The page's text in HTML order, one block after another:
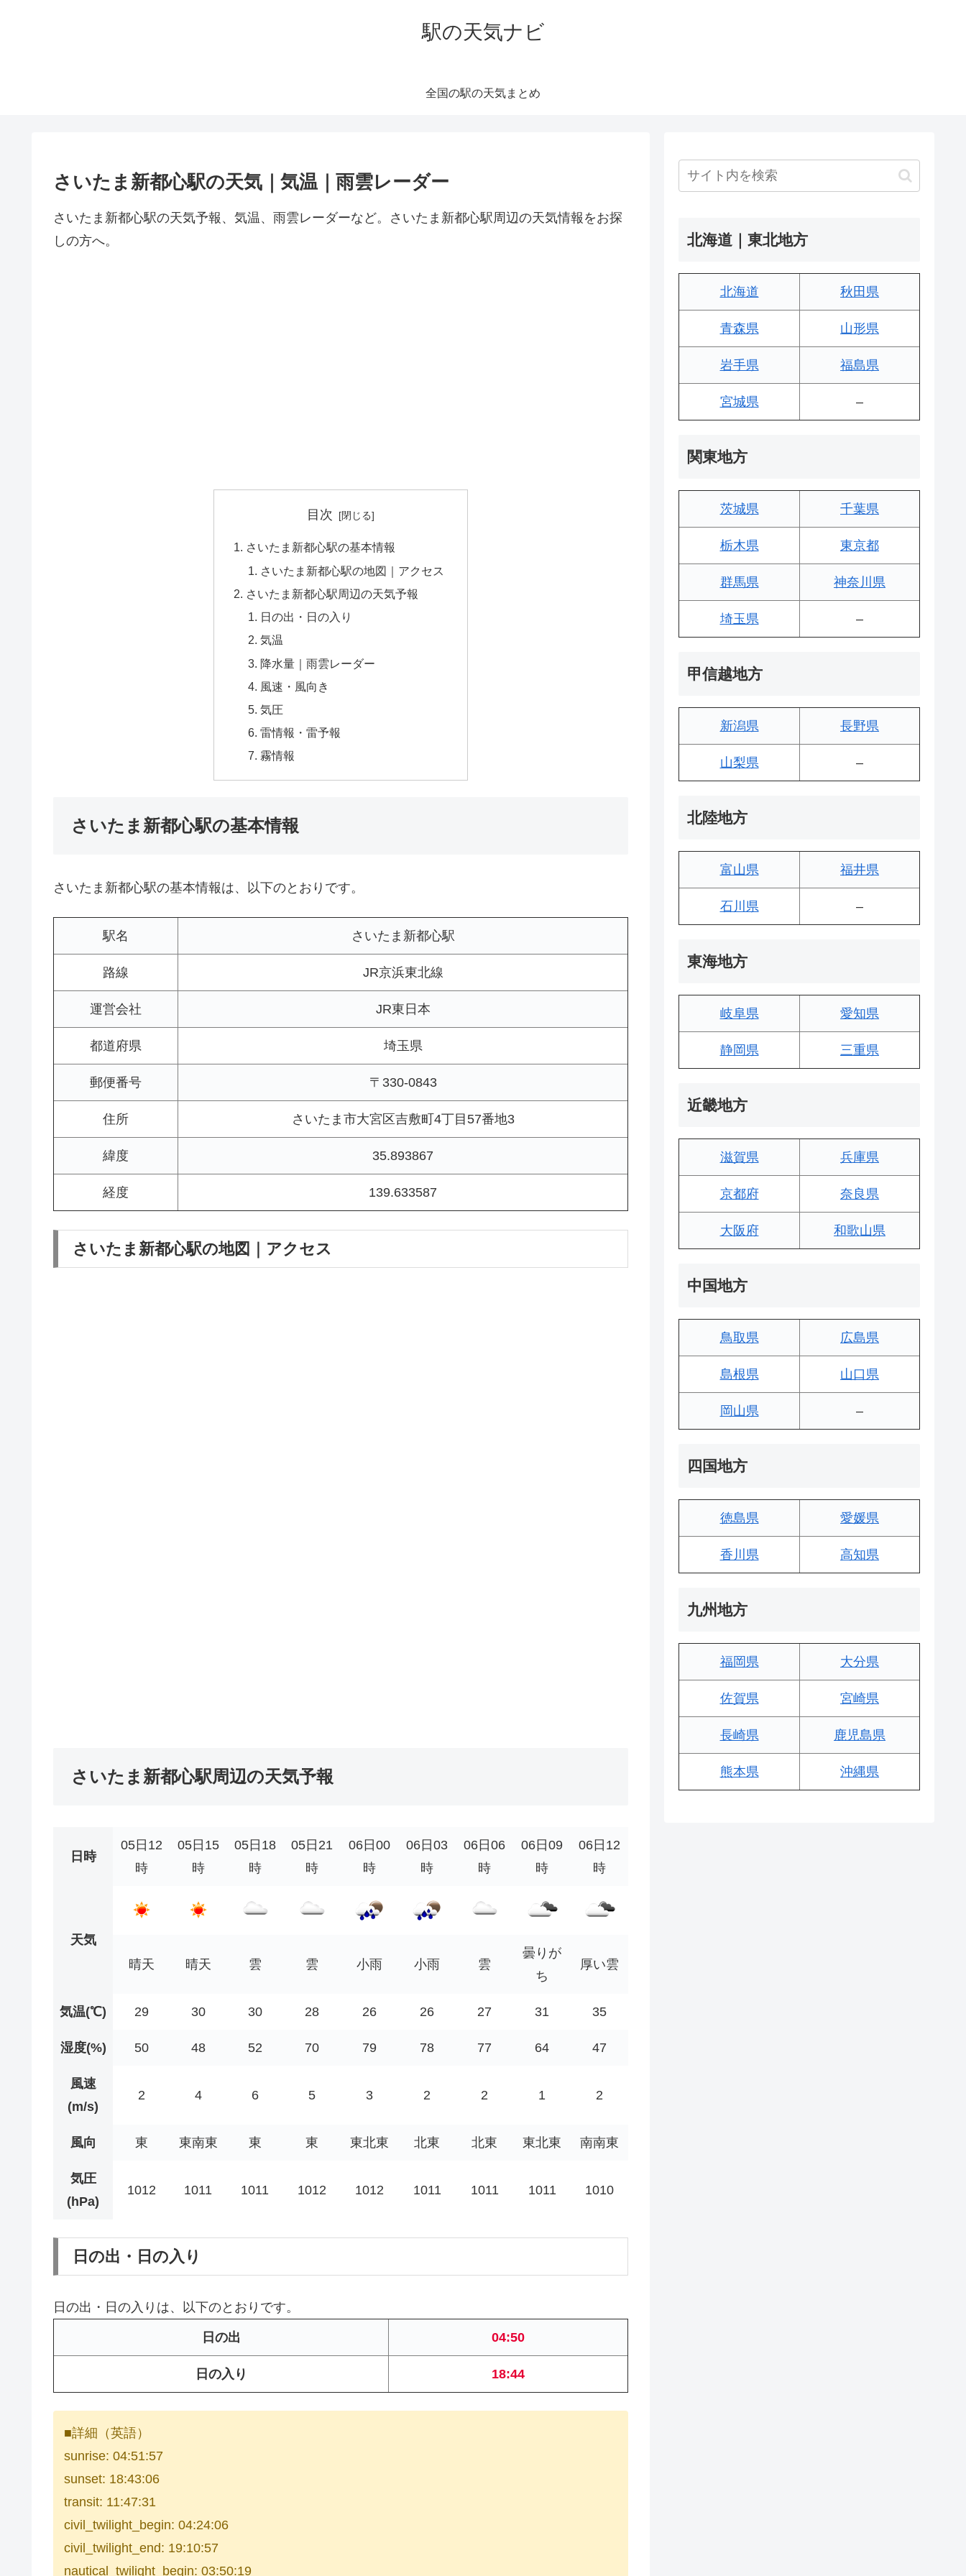
駅の天気ナビ
全国の駅の天気まとめ
さいたま新都心駅の天気｜気温｜雨雲レーダー
さいたま新都心駅の天気予報、気温、雨雲レーダーなど。さいたま新都心駅周辺の天気情報をお探
しの方へ。
目次
さいたま新都心駅の基本情報
さいたま新都心駅の地図｜アクセス
さいたま新都心駅周辺の天気予報
日の出・日の入り
気温
降水量｜雨雲レーダー
風速・風向き
気圧
雷情報・雷予報
霧情報
さいたま新都心駅の基本情報
さいたま新都心駅の基本情報は、以下のとおりです。
駅名 さいたま新都心駅
路線 JR京浜東北線
運営会社 JR東日本
都道府県 埼玉県
郵便番号 〒330-0843
住所 さいたま市大宮区吉敷町4丁目57番地3
緯度 35.893867
経度 139.633587
さいたま新都心駅の地図｜アクセス
さいたま新都心駅周辺の天気予報
日時
05日12
時
05日15
時
05日18
時
05日21
時
06日00
時
06日03
時
06日06
時
06日09
時
06日12
時
天気
晴天
晴天 雲 雲 小雨 小雨 雲
曇りが
ち
厚い雲
気温(℃) 29 30 30 28 26 26 27 31 35
湿度(%) 50 48 52 70 79 78 77 64 47
風速
(m/s)
2 4 6 5 3 2 2 1 2
風向 東 東南東 東 東 東北東 北東 北東 東北東 南南東
気圧
(hPa)
1012 1011 1011 1012 1012 1011 1011 1011 1010
日の出・日の入り
日の出・日の入りは、以下のとおりです。
日の出 04:50
日の入り 18:44
■詳細（英語）
sunrise: 04:51:57
sunset: 18:43:06
transit: 11:47:31
civil_twilight_begin: 04:24:06
civil_twilight_end: 19:10:57
nautical_twilight_begin: 03:50:19
北海道｜東北地方
北海道 秋田県
青森県 山形県
岩手県 福島県
宮城県 –
関東地方
茨城県 千葉県
栃木県 東京都
群馬県 神奈川県
埼玉県 –
甲信越地方
新潟県 長野県
山梨県 –
北陸地方
富山県 福井県
石川県 –
東海地方
岐阜県 愛知県
静岡県 三重県
近畿地方
滋賀県 兵庫県
京都府 奈良県
大阪府 和歌山県
中国地方
鳥取県 広島県
島根県 山口県
岡山県 –
四国地方
徳島県 愛媛県
香川県 高知県
九州地方
福岡県 大分県
佐賀県 宮崎県
長崎県 鹿児島県
熊本県 沖縄県